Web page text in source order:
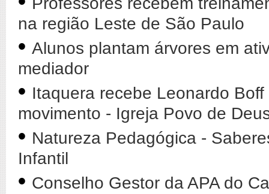
na região Leste de São Paulo
• Alunos plantam árvores em
mediador
• Itaquera recebe Leonardo
movimento - Igreja Povo de
• Natureza Pedagógica -
Infantil
• Conselho Gestor da APA do